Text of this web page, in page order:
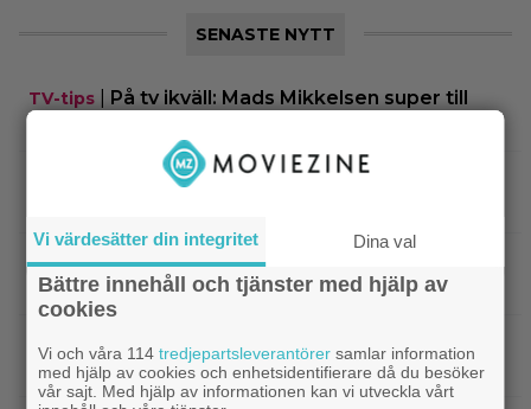
SENASTE NYTT
TV-tips
På tv ikväll: Mads Mikkelsen super till
|Agnetha Fältskog gjorde en
Streamingtips|SVT Play har precis lagt till 17 nya
filmer – här är mina 3 bästa tips
TV-tips |
På tv ikväll: Har du förträngt Matt
Damons fantasyflopp från 2005?
Vi värdesätter din integritet Dina val
Bättre innehåll och tjänster med hjälp av
cookies
Vi och våra 114tredjepartsleverantörer samlar information
med hjälp av cookies och enhetsidentifierare då du besöker
vår sajt. Med hjälp av informationen kan vi utveckla vårt